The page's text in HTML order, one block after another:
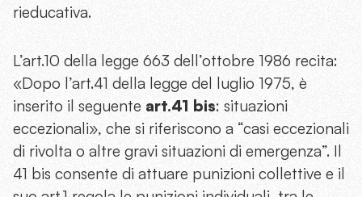
rieducativa.
L’art.10 della legge 663 dell’ottobre 1986 recita:
«Dopo l’art.41 della legge del luglio 1975, è
inserito il seguente art.41 bis: situazioni
eccezionali», che si riferiscono a “casi eccezionali
di rivolta o altre gravi situazioni di emergenza”. Il
41 bis consente di attuare punizioni collettive e il